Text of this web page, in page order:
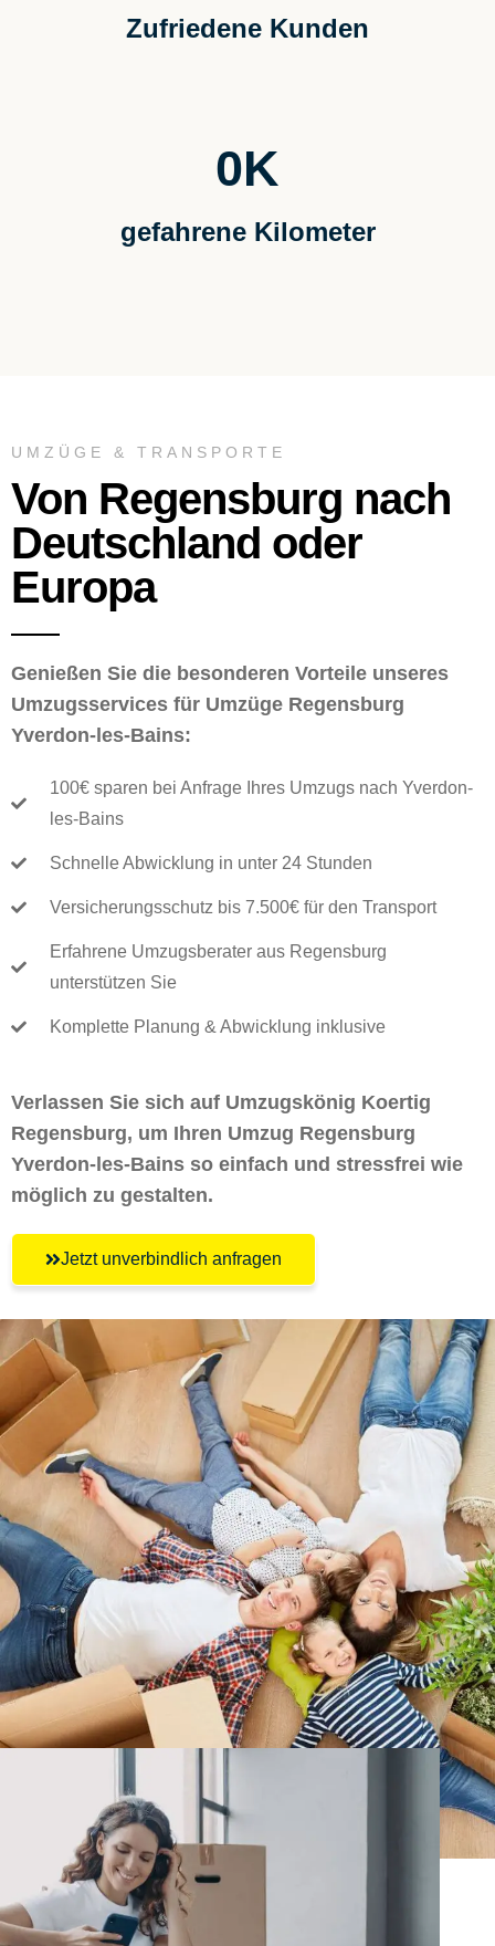
Zufriedene Kunden
gefahrene Kilometer
0K
UMZÜGE & TRANSPORTE
Von Regensburg nach
Deutschland oder
Europa
Genießen Sie die besonderen Vorteile unseres
Umzugsservices für Umzüge Regensburg
Yverdon-les-Bains:
100€ sparen bei Anfrage Ihres Umzugs nach Yverdon-
les-Bains
Schnelle Abwicklung in unter 24 Stunden
Versicherungsschutz bis 7.500€ für den Transport
Erfahrene Umzugsberater aus Regensburg
unterstützen Sie
Komplette Planung & Abwicklung inklusive
Verlassen Sie sich auf Umzugskönig Koertig
Regensburg, um Ihren Umzug Regensburg
Yverdon-les-Bains so einfach und stressfrei wie
möglich zu gestalten.
Jetzt unverbindlich anfragen